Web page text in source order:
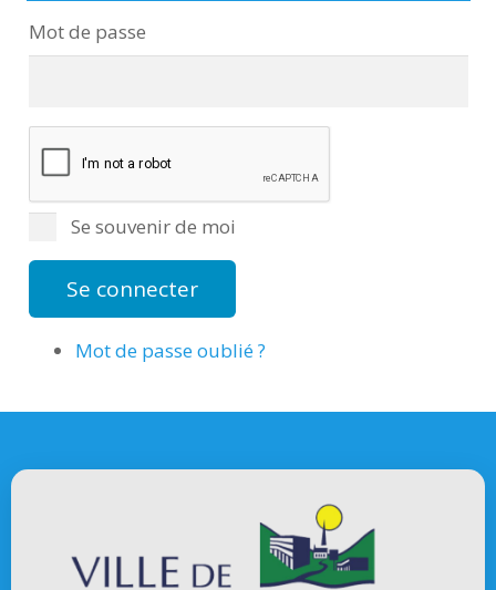
Mot de passe
Se souvenir de moi
Se connecter
Mot de passe oublié ?